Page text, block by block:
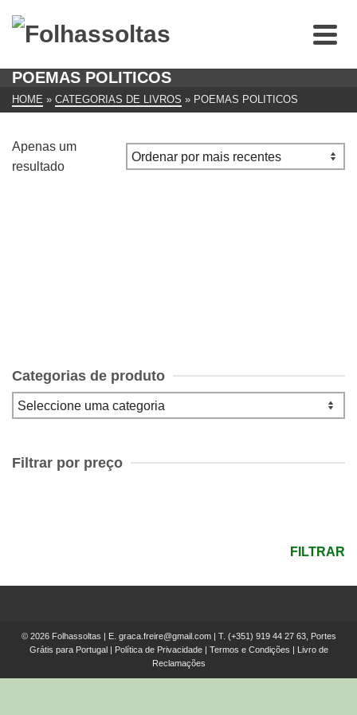
POEMAS POLITICOS
HOME » CATEGORIAS DE LIVROS » POEMAS POLITICOS
Apenas um
resultado
Categorias de produto
Filtrar por preço
FILTRAR
© 2026 Folhassoltas | E. graca.freire@gmail.com| T. (+351) 919 44 27 63, Portes
Grátis para Portugal
Política de Privacidade| Termos e Condições
Livro de
Reclamações